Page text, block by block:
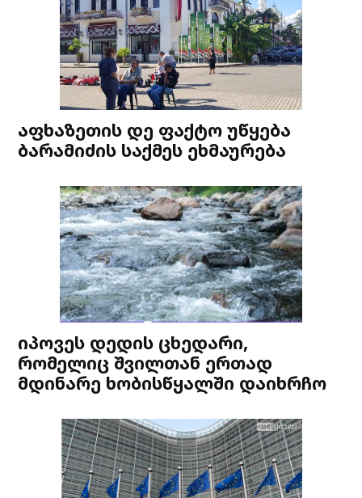
აფხაზეთის დე ფაქტო უწყება
ბარამიძის საქმეს ეხმაურება
იპოვეს დედის ცხედარი,
რომელიც შვილთან ერთად
მდინარე ხობისწყალში დაიხრჩო